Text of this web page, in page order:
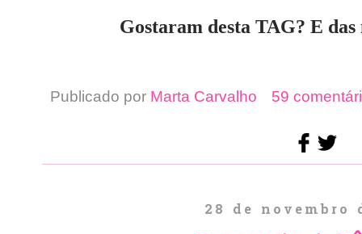
Gostaram desta TAG? E das
Publicado por Marta Carvalho 59
28 de novembro